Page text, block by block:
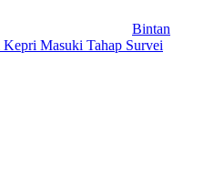
Bintan
Masuki Tahap Survei